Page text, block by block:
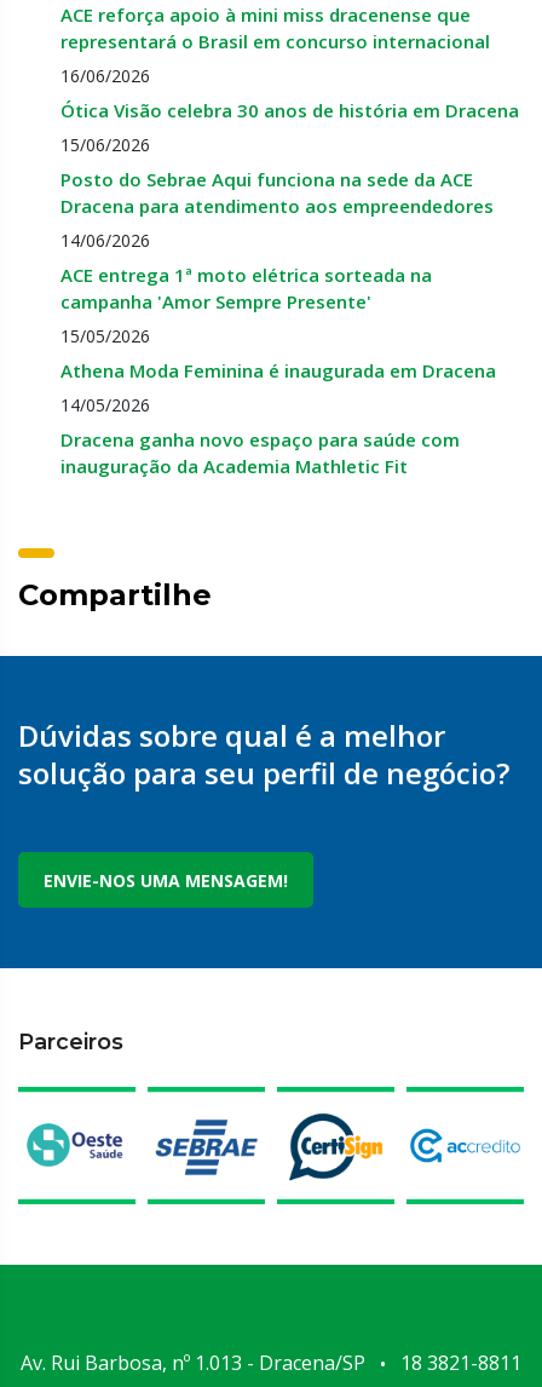
ACE reforça apoio à mini miss dracenense que
representará o Brasil em concurso internacional
16/06/2026
Ótica Visão celebra 30 anos de história em Dracena
15/06/2026
Posto do Sebrae Aqui funciona na sede da ACE
Dracena para atendimento aos empreendedores
14/06/2026
ACE entrega 1ª moto elétrica sorteada na
campanha 'Amor Sempre Presente'
15/05/2026
Athena Moda Feminina é inaugurada em Dracena
14/05/2026
Dracena ganha novo espaço para saúde com
inauguração da Academia Mathletic Fit
Compartilhe
Dúvidas sobre qual é a melhor
solução para seu perfil de negócio?
ENVIE-NOS UMA MENSAGEM!
Parceiros
Av. Rui Barbosa, nº 1.013 - Dracena/SP • 18 3821-8811